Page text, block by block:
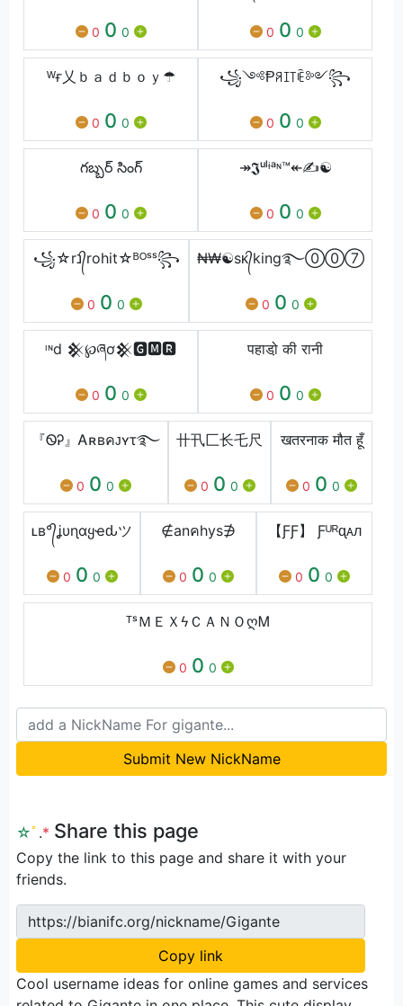
0 0 0 0 0 0
ᵂғ乂ｂａｄｂｏｙ☂
0 0 0
꧁༺Ᵽꋪꀤ꓄ꍟ༻꧂
0 0 0
గబ్బర్ సింగ్
0 0 0
↠𝕵ᵘˡᶤᵃᶰ™↞✍☯
0 0 0
꧁☆rנ᭄rohit☆ᴮᴼˢˢ꧂
0 0 0
₦₩☯sᴋ᭄king࿐⓪⓪⑦
0 0 0
ᶦᶰd 𒆜℘ཞơ𒆜🅶🅼🆁
0 0 0
पहाडो़ की रानी
0 0 0
『ᏫᎮ』Ꭺʀʙคᴊㅤʏτ࿐
0 0 0
卄卂匚⻓乇尺
0 0 0
खतरनाक मौत हूँ
0 0 0
ʟʙ°᭄ʝυɳαყҽԃツ
0 0 0
∉anคhys∌
0 0 0
【ƑƑ】 Ƒᵁᴿᶐᴀᴫ
0 0 0
ᵀˢＭＥＸϟＣＡＮＯღᎷ
0 0 0
Submit New NickName
☆ﾟ .* Share this page
Copy the link to this page and share it with your
friends.
https://bianifc.org/nickname/Gigante
Copy link
Cool username ideas for online games and services